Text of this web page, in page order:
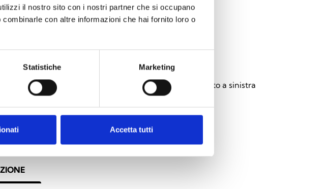
il nostro sito con i nostri partner che si occupano
con altre informazioni che hai fornito loro o
Statistiche Marketing
Accetta tutti
PLEXI_ES2000#5SX
“ALLARME GAS” con sbandieramento a sinistra